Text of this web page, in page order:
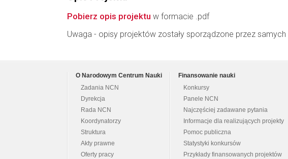
Pobierz opis projektu w formacie .pdf
Uwaga - opisy projektów zostały sporządzone przez
O Narodowym Centrum Nauki
Zadania NCN
Dyrekcja
Rada NCN
Koordynatorzy
Struktura
Akty prawne
Oferty pracy
Finansowanie nauki
Konkursy
Panele NCN
Najczęściej zadawane pytania
Informacje dla realizujących projekty
Pomoc publiczna
Statystyki konkursów
Przykłady finansowanych projektów